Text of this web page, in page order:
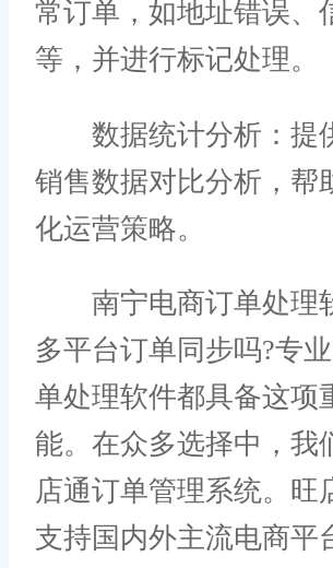
常订单，如地址错误、
等，并进行标记处理。
数据统计分析：提
销售数据对比分析，帮
化运营策略。
南宁电商订单处理
多平台订单同步吗?专
单处理软件都具备这项
能。在众多选择中，我
店通订单管理系统。旺
支持国内外主流电商平